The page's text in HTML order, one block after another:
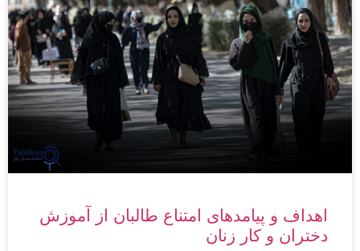
اهداف و پیامدهای امتناع طالبان از آموزش
دختران و کار زنان